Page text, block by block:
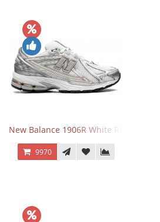
New Balance 1906R White Rain Cloud
9970